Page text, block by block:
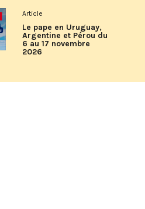
Article
Le pape en Uruguay,
Argentine et Pérou du
6 au 17 novembre
2026